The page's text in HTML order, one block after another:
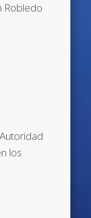
Robledo
los